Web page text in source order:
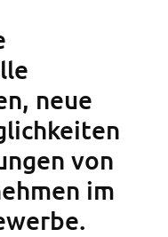
neue
von
im